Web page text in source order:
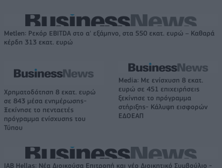
Metlen: Ρεκόρ EBITDA στο α' εξάμηνο, στα 550 εκατ. ευρώ – Καθαρά
κέρδη 313 εκατ. ευρώ
Χρηματοδότηση 8 εκατ. ευρώ
σε 843 μέσα ενημέρωσης-
Ξεκίνησε το πενταετές
πρόγραμμα ενίσχυσης του
Τύπου
Media: Με ενίσχυση 8 εκατ.
ευρώ σε 451 επιχειρήσεις
ξεκίνησε το πρόγραμμα
στήριξης- Κάλυψη εισφορών
ΕΔΟΕΑΠ
IAB Hellas: Νέα Διοικούσα Επιτροπή και νέο Διοικητικό Συμβούλιο -